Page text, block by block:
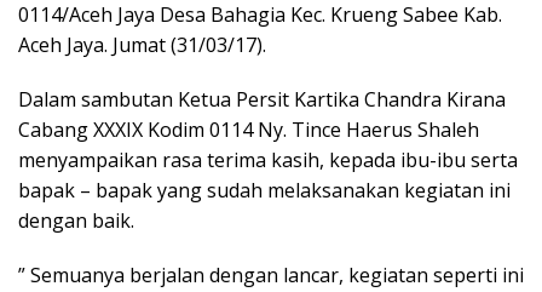
0114/Aceh Jaya Desa Bahagia Kec. Krueng Sabee Kab.
Aceh Jaya. Jumat (31/03/17).
Dalam sambutan Ketua Persit Kartika Chandra Kirana
Cabang XXXIX Kodim 0114 Ny. Tince Haerus Shaleh
menyampaikan rasa terima kasih, kepada ibu-ibu serta
bapak – bapak yang sudah melaksanakan kegiatan ini
dengan baik.
” Semuanya berjalan dengan lancar, kegiatan seperti ini